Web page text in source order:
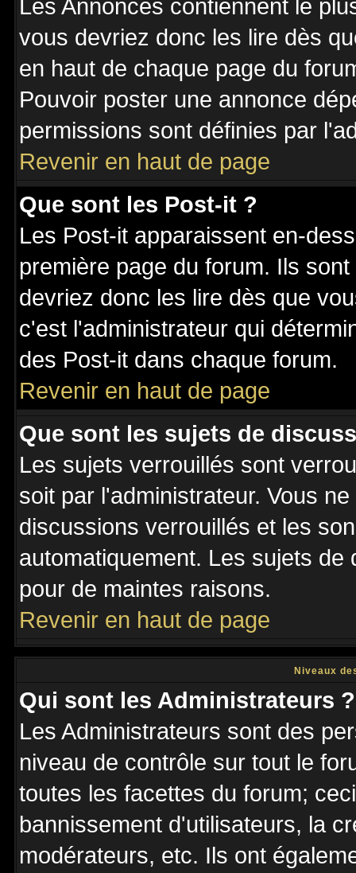
Les Annonces contiennent le
vous devriez donc les lire dès
en haut de chaque page du
Pouvoir poster une annonce
permissions sont définies par
Revenir en haut de page
Que sont les Post-it ?
Les Post-it apparaissent en-
première page du forum. Ils
devriez donc les lire dès que
c'est l'administrateur qui
des Post-it dans chaque forum.
Revenir en haut de page
Que sont les sujets de
Les sujets verrouillés sont
soit par l'administrateur. Vous
discussions verrouillés et les
automatiquement. Les sujets
pour de maintes raisons.
Revenir en haut de page
Niveaux
Qui sont les Administrateurs ?
Les Administrateurs sont des
niveau de contrôle sur tout le
toutes les facettes du forum;
bannissement d'utilisateurs, la
modérateurs, etc. Ils ont